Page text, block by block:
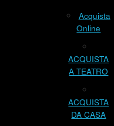
Acquista
Online
ACQUISTA
A TEATRO
ACQUISTA
DA CASA